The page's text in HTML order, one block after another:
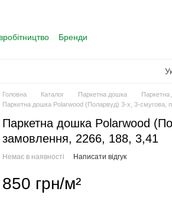
Бренди
Головна Каталог Паркетна дошка
Паркетна
Паркетна дошка Polarwood (Поларвуд) 3-х, 3-смугова,
Паркетна дошка Polarwood
замовлення, 2266, 188, 3,41
Немає в наявності Написати відгук
850 грн/м²